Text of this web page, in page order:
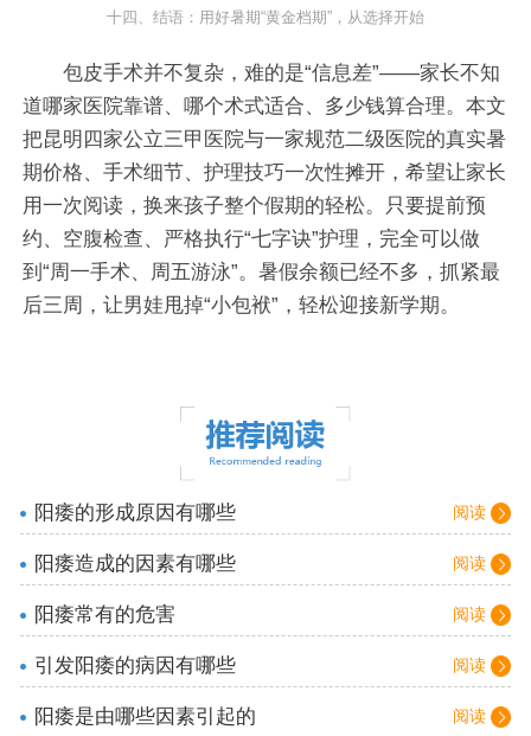
十四、结语：用好暑期“黄金档期”，从选择开始
包皮手术并不复杂，难的是“信息差”——家长不知
道哪家医院靠谱、哪个术式适合、多少钱算合理。本文
把昆明四家公立三甲医院与一家规范二级医院的真实暑
期价格、手术细节、护理技巧一次性摊开，希望让家长
用一次阅读，换来孩子整个假期的轻松。只要提前预
约、空腹检查、严格执行“七字诀”护理，完全可以做
到“周一手术、周五游泳”。暑假余额已经不多，抓紧最
后三周，让男娃甩掉“小包袱”，轻松迎接新学期。
阅读
阳痿的形成原因有哪些
阅读
阳痿造成的因素有哪些
阅读
阳痿常有的危害
阅读
引发阳痿的病因有哪些
阅读
阳痿是由哪些因素引起的